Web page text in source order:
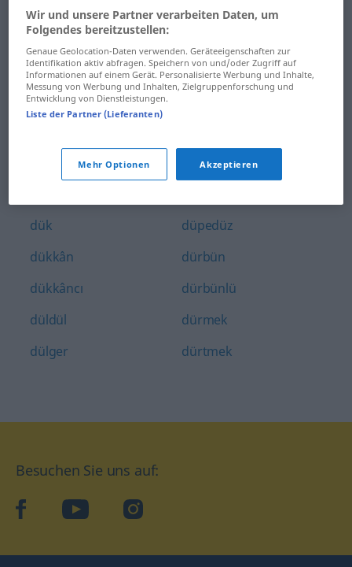
dü'şeyazmak
düdük
düdüklemek
düdükçü
dük
dükkân
dükkâncı
düldül
dülger
dünyalık
düo
düpedüz
dürbün
dürbünlü
dürmek
dürtmek
Besuchen Sie uns auf:
facebookYouTube Instagram
Wir und unsere Partner verarbeiten Daten, um
Folgendes bereitzustellen:
Genaue Geolocation-Daten verwenden. Geräteeigenschaften zur
Identifikation aktiv abfragen. Speichern von und/oder Zugriff auf
Informationen auf einem Gerät. Personalisierte Werbung und Inhalte,
Messung von Werbung und Inhalten, Zielgruppenforschung und
Entwicklung von Dienstleistungen.
Liste der Partner (Lieferanten)
Mehr Optionen Akzeptieren